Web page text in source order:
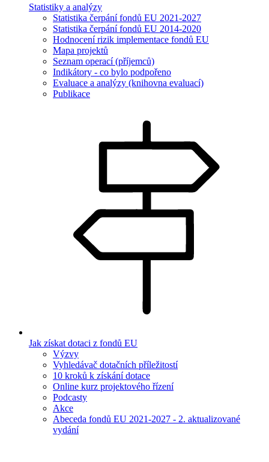
Statistiky a analýzy
Statistika čerpání fondů EU 2021-2027
Statistika čerpání fondů EU 2014-2020
Hodnocení rizik implementace fondů EU
Mapa projektů
Seznam operací (příjemců)
Indikátory - co bylo podpořeno
Evaluace a analýzy (knihovna evaluací)
Publikace
Jak získat dotaci z fondů EU
Výzvy
Vyhledávač dotačních příležitostí
10 kroků k získání dotace
Online kurz projektového řízení
Podcasty
Akce
Abeceda fondů EU 2021-2027 - 2. aktualizované
vydání